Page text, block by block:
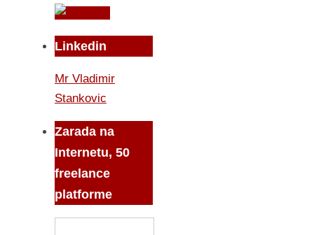
Linkedin
Mr Vladimir
Stankovic
Zarada na
Internetu, 50
freelance
platforme